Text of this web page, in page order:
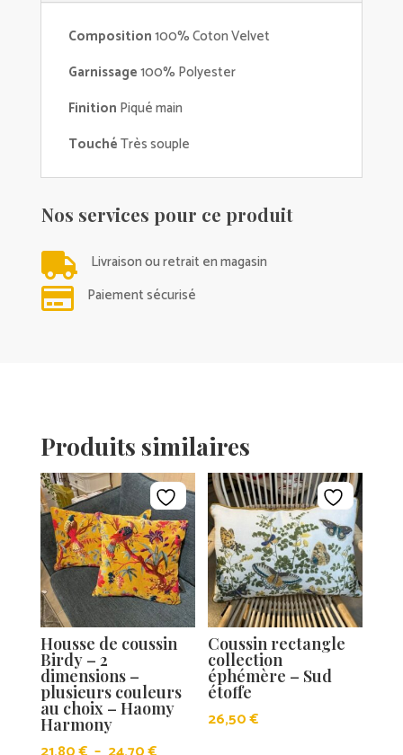
Composition100% Coton Velvet
Garnissage100% Polyester
Finition Piqué main
TouchéTrès souple
Nos services pour ce produit
 Livraison ou retrait en magasin
 Paiement sécurisé
Produits similaires
Housse de coussin
Birdy – 2
dimensions –
plusieurs couleurs
au choix – Haomy
Harmony
Coussin rectangle
collection
éphémère – Sud
étoffe
26,50€